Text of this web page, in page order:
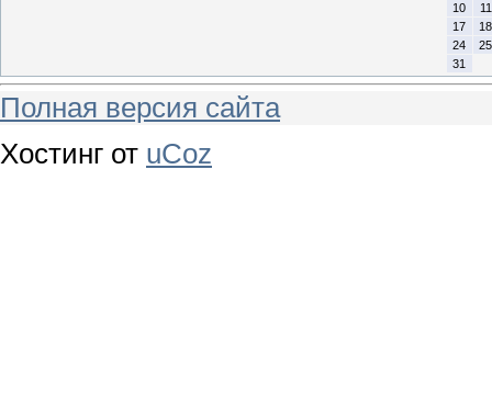
10
11
17
18
24
25
31
Полная версия сайта
Хостинг от uCoz